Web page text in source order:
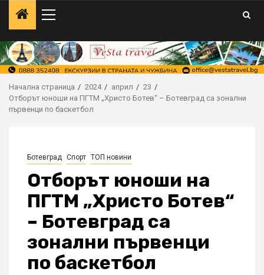
Primary
Начална страница 2024 април
23
Отборът юноши на ПГТМ „Христо Ботев“ – Ботевград са зонални
първенци по баскетбол
Ботевград Спорт ТОП новини
Отборът юноши на
ПГТМ „Христо Ботев“
– Ботевград са
зонални първенци
по баскетбол